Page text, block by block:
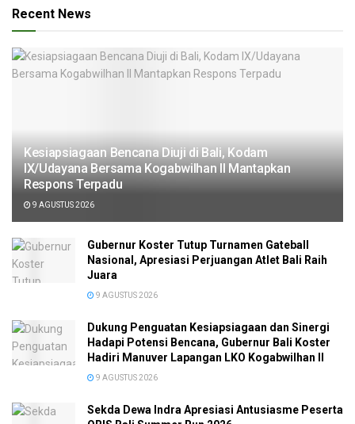
Recent News
Kesiapsiagaan Bencana Diuji di Bali, Kodam
IX/Udayana Bersama Kogabwilhan II Mantapkan
Respons Terpadu
9 AGUSTUS 2026
Gubernur Koster Tutup Turnamen Gateball
Nasional, Apresiasi Perjuangan Atlet Bali Raih
Juara
9 AGUSTUS 2026
Dukung Penguatan Kesiapsiagaan dan Sinergi
Hadapi Potensi Bencana, Gubernur Bali Koster
Hadiri Manuver Lapangan LKO Kogabwilhan II
9 AGUSTUS 2026
Sekda Dewa Indra Apresiasi Antusiasme Peserta